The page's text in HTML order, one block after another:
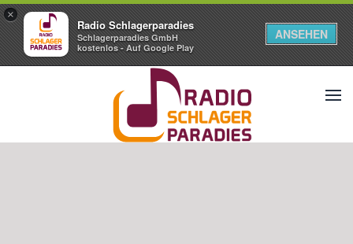
×
Radio Schlagerparadies
Schlagerparadies GmbH
kostenlos - Auf Google Play
ANSEHEN